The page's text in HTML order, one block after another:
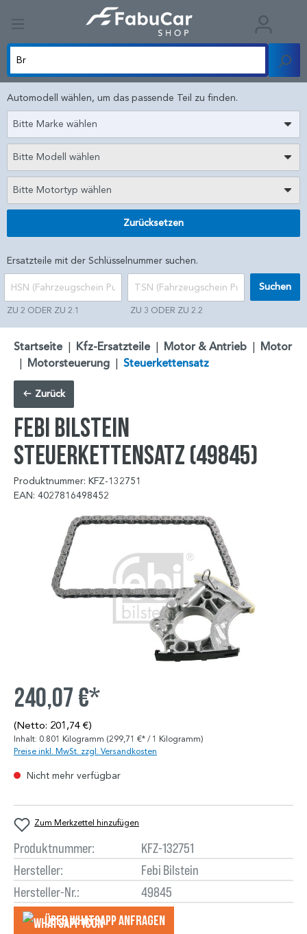
Automodell wählen, um das passende Teil zu finden.
Bitte Marke wählen
Bitte Modell wählen
Bitte Motortyp wählen
Zurücksetzen
Ersatzteile mit der Schlüsselnummer suchen.
ZU 2 ODER ZU 2.1 ZU 3 ODER ZU 2.2
Suchen
Startseite | Kfz-Ersatzteile | Motor & Antrieb | Motor
| Motorsteuerung | Steuerkettensatz
Zurück
FEBI BILSTEIN
Steuerkettensatz (49845)
Produktnummer: KFZ-132751
EAN: 4027816498452
240,07 €*
(Netto: 201,74 €)
Inhalt: 0.801 Kilogramm (299,71 €* / 1 Kilogramm)
Preise inkl. MwSt. zzgl. Versandkosten
Nicht mehr verfügbar
Zum Merkzettel hinzufügen
Produktnummer:
KFZ-132751
Hersteller:
Febi Bilstein
Hersteller-Nr.:
49845
Über WhatsApp anfragеn